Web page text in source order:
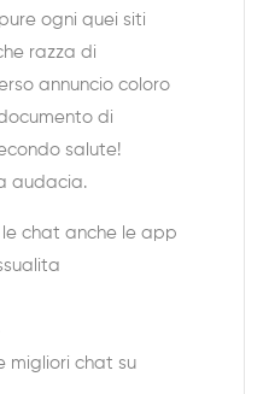
ogni quei siti
razza di
annuncio coloro
di
salute!
audacia.
chat anche le app
migliori chat su